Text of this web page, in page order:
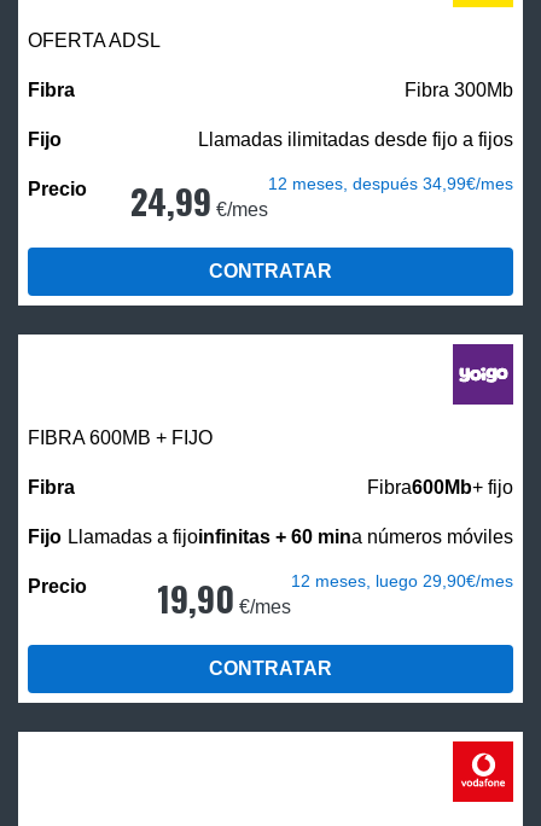
OFERTA ADSL
Fibra 300Mb
Llamadas ilimitadas desde fijo a fijos
24,99 €/mes
12 meses, después 34,99€/mes
CONTRATAR
FIBRA 600MB + FIJO
Fibra600Mb+ fijo
Llamadas a fijoinfinitas + 60 mina números móviles
19,90 €/mes
12 meses, luego 29,90€/mes
CONTRATAR